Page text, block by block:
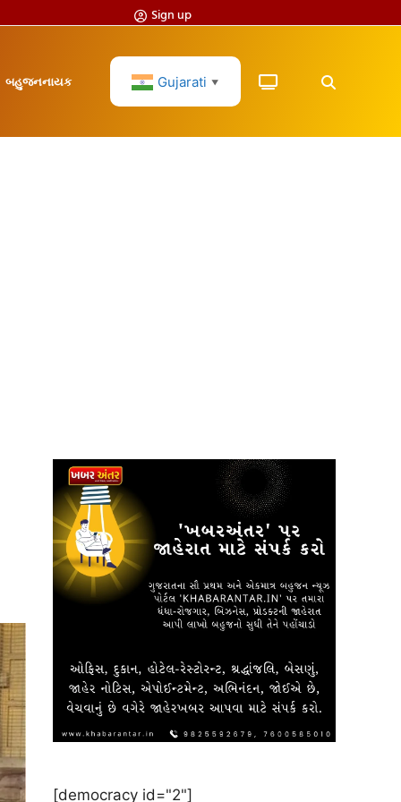
Sign up
બહુજનનાયક Gujarati ▼
[democracy id="2"]